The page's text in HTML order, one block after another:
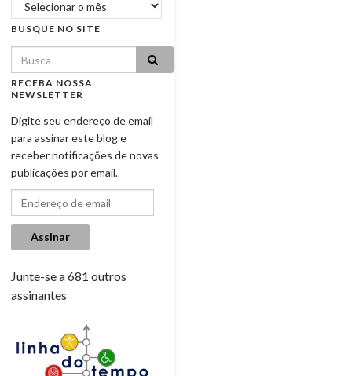
BUSQUE NO SITE
Search for:
RECEBA NOSSA
NEWSLETTER
Digite seu endereço de email
para assinar este blog e
receber notificações de novas
publicações por email.
Endereço de email
Assinar
Junte-se a 681 outros
assinantes